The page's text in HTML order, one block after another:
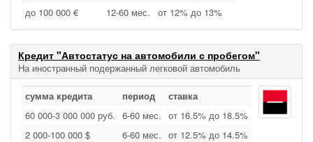
до 100 000 €
12‑60 мес. от 12% до 13%
Кредит "Автостатус на автомобили с пробегом"
На иностранный подержанный легковой автомобиль
сумма кредита период
ставка
60 000‑3 000 000 руб. 6‑60 мес. от 16.5% до 18.5%
2 000‑100 000 $
6‑60 мес. от 12.5% до 14.5%